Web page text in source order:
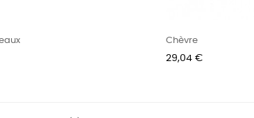
Chèvre
Prix
29,04 €